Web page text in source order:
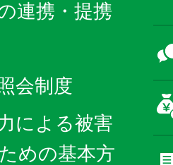
連携・提携
会制度
による被害
めの基本方